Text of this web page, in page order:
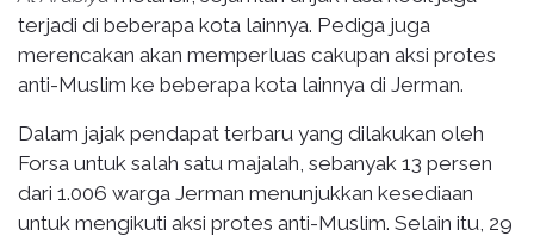
terjadi di beberapa kota lainnya. Pediga juga
merencakan akan memperluas cakupan aksi protes
anti-Muslim ke beberapa kota lainnya di Jerman.
Dalam jajak pendapat terbaru yang dilakukan oleh
Forsa untuk salah satu majalah, sebanyak 13 persen
dari 1.006 warga Jerman menunjukkan kesediaan
untuk mengikuti aksi protes anti-Muslim. Selain itu, 29